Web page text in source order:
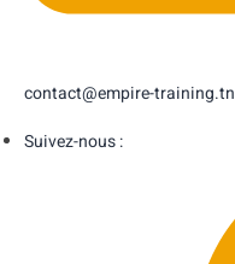
contact@empire-training.tn
Suivez-nous :